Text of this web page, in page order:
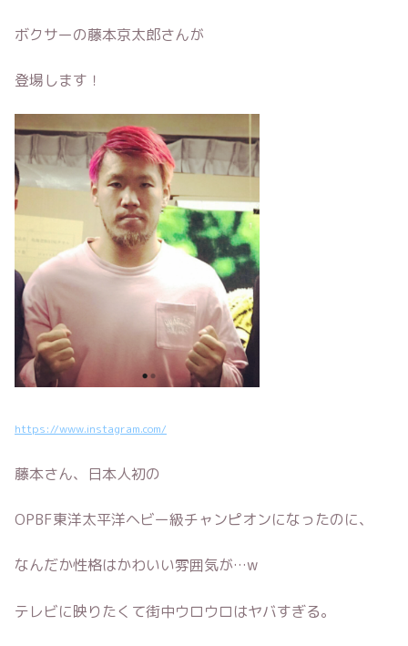
ボクサーの藤本京太郎さんが
登場します！
https://www.instagram.com/
藤本さん、日本人初の
OPBF東洋太平洋ヘビー級チャンピオンになったのに、
なんだか性格はかわいい雰囲気が…w
テレビに映りたくて街中ウロウロはヤバすぎる。